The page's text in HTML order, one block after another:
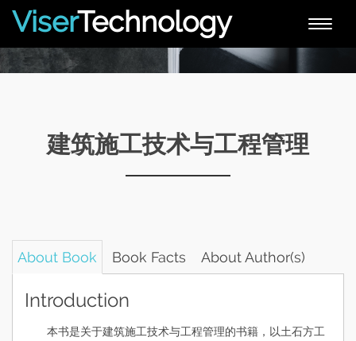
Toggle
ViserTechnology
建筑施工技术与工程管理
About Book Book Facts About Author(s)
Introduction
本书是关于建筑施工技术与工程管理的书籍，以土石方工